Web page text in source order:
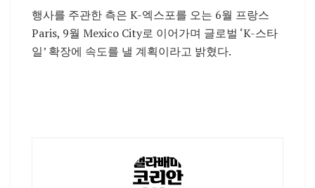
행사를 주관한 측은 K-엑스포를 오는 6월 프랑스
Paris, 9월 Mexico City로 이어가며 글로벌 ‘K-스타
일’ 확장에 속도를 낼 계획이라고 밝혔다.